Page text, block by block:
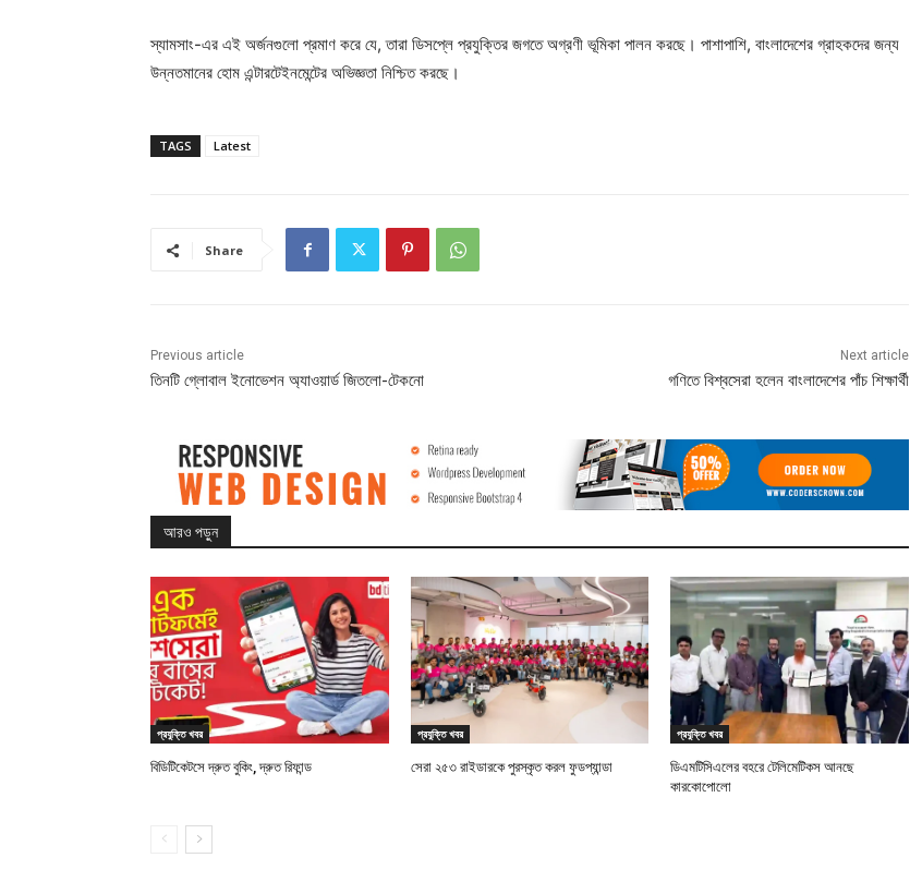
স্যামসাং-এর এই অর্জনগুলো প্রমাণ করে যে, তারা ডিসপ্লে প্রযুক্তির জগতে অগ্রণী ভূমিকা পালন করছে। পাশাপাশি, বাংলাদেশের গ্রাহকদের জন্য
উন্নতমানের হোম এন্টারটেইনমেন্টের অভিজ্ঞতা নিশ্চিত করছে।
TAGS Latest
Share
Previous article
তিনটি গ্লোবাল ইনোভেশন অ্যাওয়ার্ড জিতলো-টেকনো
Next article
গণিতে বিশ্বসেরা হলেন বাংলাদেশের পাঁচ শিক্ষার্থী
আরও পড়ুন
প্রযুক্তি খবর
বিডিটিকেটসে দ্রুত বুকিং, দ্রুত রিফান্ড
প্রযুক্তি খবর
সেরা ২৫৩ রাইডারকে পুরস্কৃত করল ফুডপ্যান্ডা
প্রযুক্তি খবর
ডিএমটিসিএলের বহরে টেলিমেটিকস আনছে
কারকোপোলো